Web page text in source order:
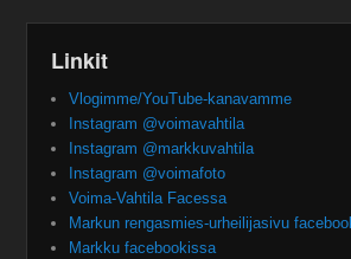
Linkit
Vlogimme/YouTube-kanavamme
Instagram @voimavahtila
Instagram @markkuvahtila
Instagram @voimafoto
Voima-Vahtila Facessa
Markun rengasmies-urheilijasivu
Markku facebookissa